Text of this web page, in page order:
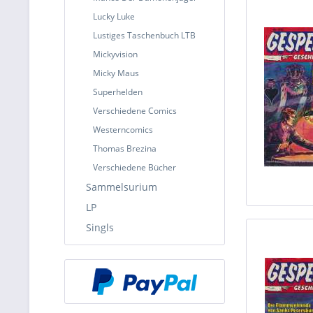
Lucky Luke
Lustiges Taschenbuch LTB
Mickyvision
Micky Maus
Superhelden
Verschiedene Comics
Westerncomics
Thomas Brezina
Verschiedene Bücher
Sammelsurium
LP
Singls